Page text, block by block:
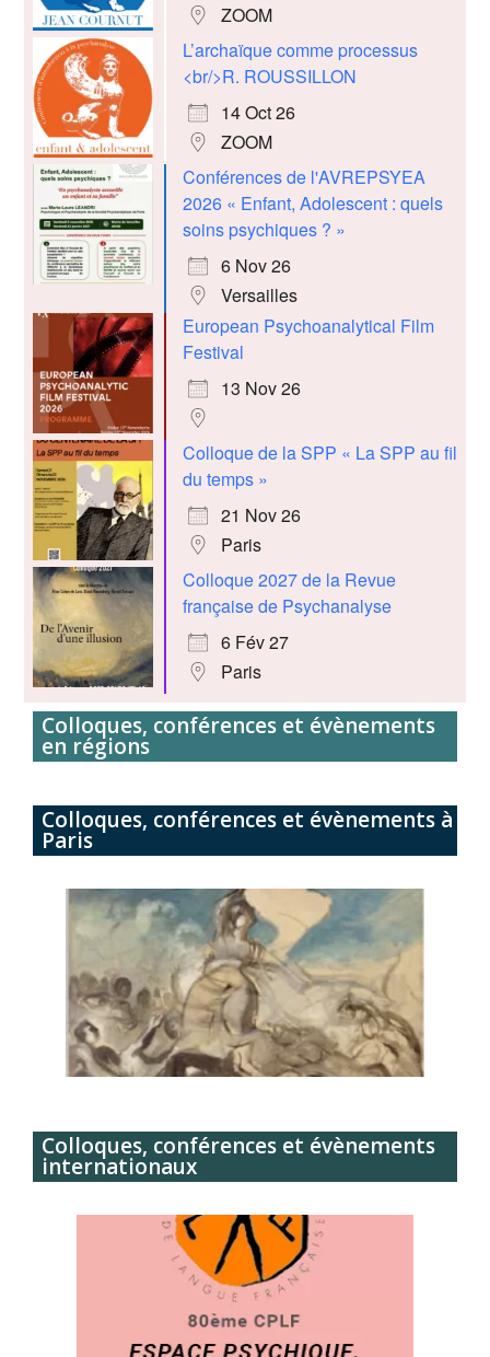
ZOOM
L’archaïque comme processus
<br/>R. ROUSSILLON
14 Oct 26
ZOOM
Conférences de l'AVREPSYEA
2026 « Enfant, Adolescent : quels
soins psychiques ? »
6 Nov 26
Versailles
European Psychoanalytical Film
Festival
13 Nov 26
Colloque de la SPP « La SPP au fil
du temps »
21 Nov 26
Paris
Colloque 2027 de la Revue
française de Psychanalyse
6 Fév 27
Paris
Colloques, conférences et évènements
en régions
Colloques, conférences et évènements à
Paris
Colloques, conférences et évènements
internationaux